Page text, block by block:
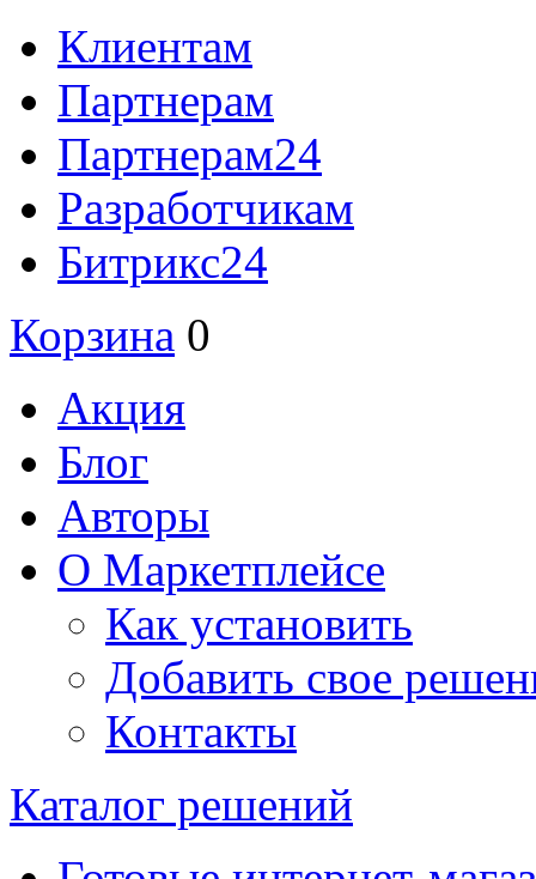
Клиентам
Партнерам
Партнерам24
Разработчикам
Битрикс24
Корзина 0
Акция
Блог
Авторы
О Маркетплейсе
Как установить
Добавить свое
Контакты
Каталог решений